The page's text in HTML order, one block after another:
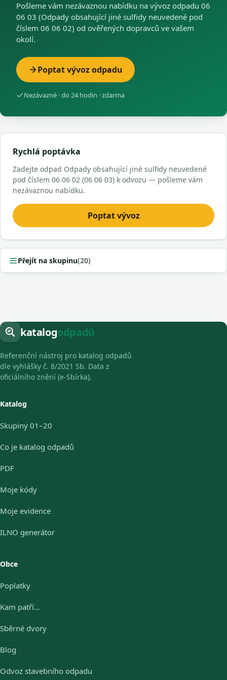
Pošleme vám nezávaznou nabídku na vývoz odpadu 06
06 03 (Odpady obsahující jiné sulfidy neuvedené pod
číslem 06 06 02) od ověřených dopravců ve vašem
okolí.
Poptat vývoz odpadu
Nezávazné · do 24 hodin · zdarma
Rychlá poptávka
Zadejte odpad Odpady obsahující jiné sulfidy neuvedené
pod číslem 06 06 02 (06 06 03) k odvozu — pošleme vám
nezávaznou nabídku.
Poptat vývoz
Přejít na skupinu(20)
katalogodpadů
Referenční nástroj pro katalog odpadů
dle vyhlášky č. 8/2021 Sb. Data z
oficiálního znění (e-Sbírka).
Katalog
Skupiny 01–20
Co je katalog odpadů
PDF
Moje kódy
Moje evidence
ILNO generátor
Obce
Poplatky
Kam patří…
Sběrné dvory
Blog
Odvoz stavebního odpadu